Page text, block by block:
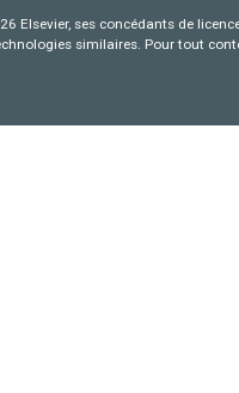
Elsevier, ses concédants de
similaires. Pour tout